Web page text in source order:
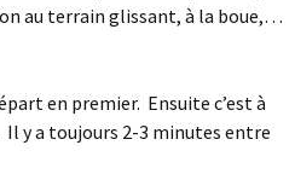
au terrain glissant, à la boue,…
en premier. Ensuite c’est à
y a toujours 2-3 minutes entre